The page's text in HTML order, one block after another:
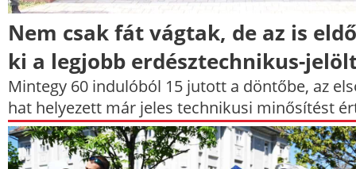
Nem csak fát vágtak, de az is
ki a legjobb erdésztechnikus-
Mintegy 60 indulóból 15 jutott a döntőbe, az
hat helyezett már jeles technikusi minősítést